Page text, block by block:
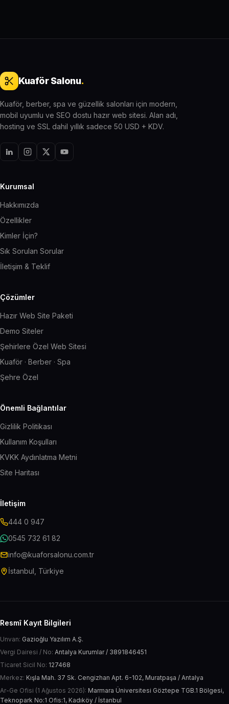
Kuaför Salonu.
Kuaför, berber, spa ve güzellik salonları için modern,
mobil uyumlu ve SEO dostu hazır web sitesi. Alan adı,
hosting ve SSL dahil yıllık sadece 50 USD + KDV.
Kurumsal
Hakkımızda
Özellikler
Kimler İçin?
Sık Sorulan Sorular
İletişim & Teklif
Çözümler
Hazır Web Site Paketi
Demo Siteler
Şehirlere Özel Web Sitesi
Kuaför · Berber · Spa
Şehre Özel
Önemli Bağlantılar
Gizlilik Politikası
Kullanım Koşulları
KVKK Aydınlatma Metni
Site Haritası
İletişim
444 0 947
0545 732 61 82
info@kuaforsalonu.com.tr
İstanbul, Türkiye
Resmî Kayıt Bilgileri
Unvan: Gazioğlu Yazılım A.Ş.
Vergi Dairesi / No: Antalya Kurumlar / 3891846451
Ticaret Sicil No: 127468
Merkez: Kışla Mah. 37 Sk. Cengizhan Apt. 6-102, Muratpaşa / Antalya
Ar-Ge Ofisi (1 Ağustos 2026): Marmara Üniversitesi Göztepe TGB.1 Bölgesi,
Teknopark No:1 Ofis:1, Kadıköy / İstanbul